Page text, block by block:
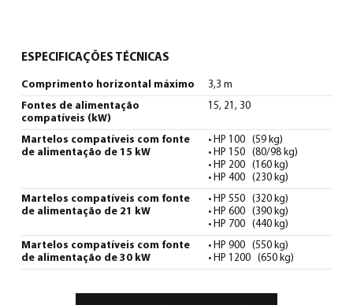
ESPECIFICAÇÕES TÉCNICAS
Comprimento horizontal máximo 3,3 m
Fontes de alimentação
compatíveis (kW)
15, 21, 30
Martelos compatíveis com fonte
de alimentação de 15 kW
• HP 100 (59 kg)
• HP 150 (80/98 kg)
• HP 200 (160 kg)
• HP 400 (230 kg)
Martelos compatíveis com fonte
de alimentação de 21 kW
• HP 550 (320 kg)
• HP 600 (390 kg)
• HP 700 (440 kg)
Martelos compatíveis com fonte
de alimentação de 30 kW
• HP 900 (550 kg)
• HP 1200 (650 kg)